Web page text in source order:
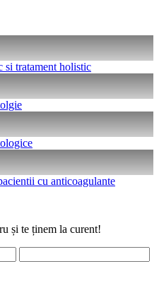
si tratament holistic
cu anticoagulante
și te ținem la curent!